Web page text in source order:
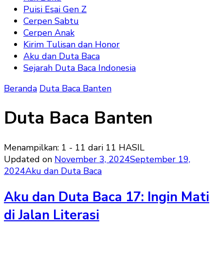
Puisi Esai Gen Z
Cerpen Sabtu
Cerpen Anak
Kirim Tulisan dan Honor
Aku dan Duta Baca
Sejarah Duta Baca Indonesia
Beranda Duta Baca Banten
Duta Baca Banten
Menampilkan: 1 - 11 dari 11 HASIL
Updated on November 3, 2024September 19,
2024Aku dan Duta Baca
Aku dan Duta Baca 17: Ingin Mati
di Jalan Literasi